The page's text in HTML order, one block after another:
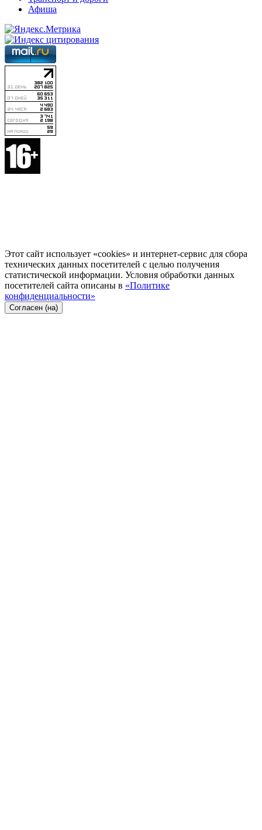
Афиша
Этот сайт использует «cookies» и интернет-сервис для сбора
технических данных посетителей с целью получения
статистической информации. Условия обработки данных
посетителей сайта описаны в «Политике
конфиденциальности»
Согласен (на)